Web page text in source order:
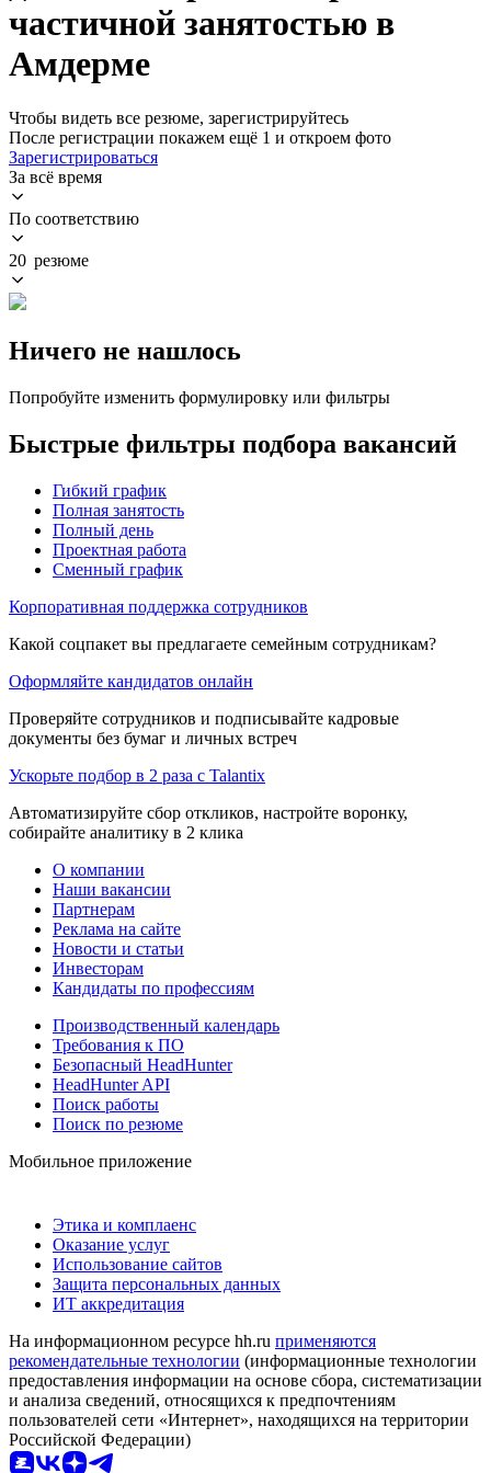
частичной занятостью в
Амдерме
Чтобы видеть все резюме, зарегистрируйтесь
После регистрации покажем ещё 1 и откроем фото
Зарегистрироваться
За всё время
По соответствию
20 резюме
Ничего не нашлось
Попробуйте изменить формулировку или фильтры
Быстрые фильтры подбора вакансий
Гибкий график
Полная занятость
Полный день
Проектная работа
Сменный график
Корпоративная поддержка сотрудников
Какой соцпакет вы предлагаете семейным сотрудникам?
Оформляйте кандидатов онлайн
Проверяйте сотрудников и подписывайте кадровые
документы без бумаг и личных встреч
Ускорьте подбор в 2 раза с Talantix
Автоматизируйте сбор откликов, настройте воронку,
собирайте аналитику в 2 клика
О компании
Наши вакансии
Партнерам
Реклама на сайте
Новости и статьи
Инвесторам
Кандидаты по профессиям
Производственный календарь
Требования к ПО
Безопасный HeadHunter
HeadHunter API
Поиск работы
Поиск по резюме
Мобильное приложение
Этика и комплаенс
Оказание услуг
Использование сайтов
Защита персональных данных
ИТ аккредитация
На информационном ресурсе hh.ru применяются
рекомендательные технологии (информационные технологии
предоставления информации на основе сбора, систематизации
и анализа сведений, относящихся к предпочтениям
пользователей сети «Интернет», находящихся на территории
Российской Федерации)